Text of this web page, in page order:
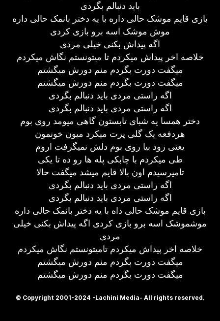
باید دنبالم بگردی
بازی قایم موشک حالی داره با یه دختر بانمک حالی داره
موش موشک اسه برو بازی کردی
اگه پیداش بکنی خیلی مردی
خلاصه اخر پیداش میکردم تا میتونستم نگاش میکردم
میگفت دورت بگردم منم دورش میگشتم
میگفت دورت بگردم منم دورش میگشتم
اگه راستی مردی باید دنبالم بگردی
اگه راستی مردی باید دنبالم بگردی
دختر همسا یه شبای تابستون گاهی میومد روی بوم
هردفعه یک گلی پرت میکرد میون خونمون
یعنی زود بیا روی بوم دلش نمیگرفت اروم
طی میکردم با چابکی پله ها رو ده تا یکی
تامیرسیدم اون بالا قایم میشد میگفت حالا
اگه راستی مردی باید دنبالم بگردی
اگه راستی مردی باید دنبالم بگردی
بازی قایم موشک حالی داه با یه دختر بانمک حالی داره
موشموشک اسه برو بازی کردی اگه پیداش بکنی خیلی
مردی
خلاصه اخر پیداش میکردم تامیتونستم نگاش میکردم
میگفت دورت بگردم منم دورش میگشتم
میگفت دورت بگردم منم دورش میگشتم
© Copyright 2001-2024 -Lachini Media- All rights reserved.